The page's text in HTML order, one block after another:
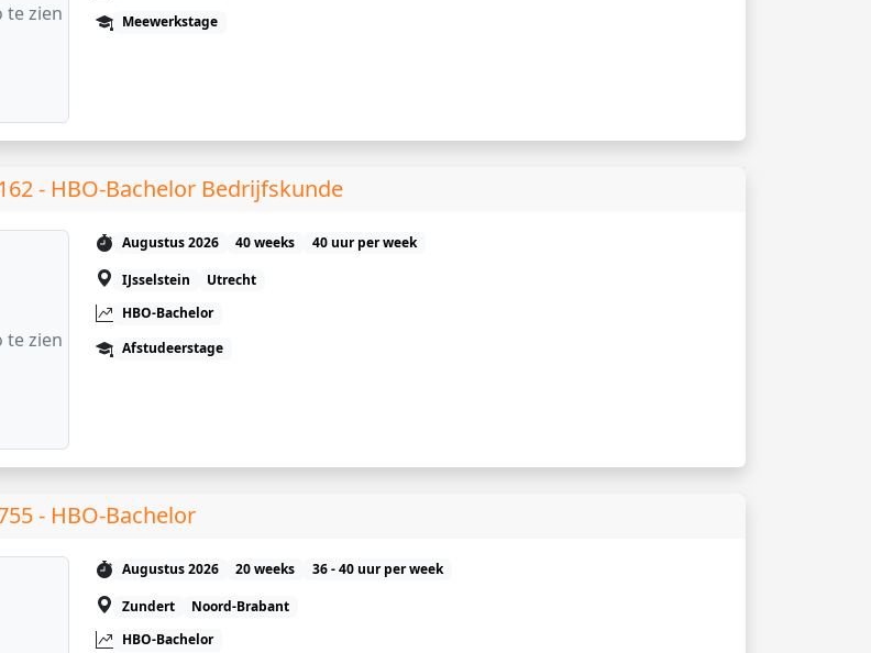
te zien
Meewerkstage
- HBO-Bachelor Bedrijfskunde
te zien
Augustus 2026 40 weeks
40 uur per week
IJsselstein
Utrecht
HBO-Bachelor
Afstudeerstage
- HBO-Bachelor
Augustus 2026 20 weeks
36 - 40 uur per week
Zundert
Noord-Brabant
HBO-Bachelor